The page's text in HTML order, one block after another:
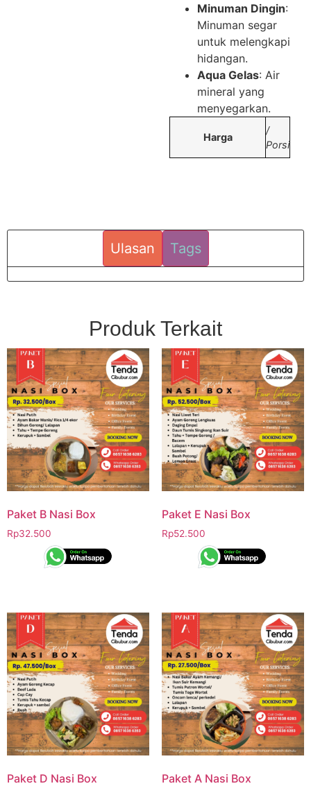
Minuman Dingin:
Minuman segar
untuk melengkapi
hidangan.
Aqua Gelas: Air
mineral yang
menyegarkan.
Harga
/
Porsi
Ulasan Tags
Produk Terkait
Paket B Nasi Box
Rp32.500
Paket E Nasi Box
Rp52.500
Paket D Nasi Box Paket A Nasi Box